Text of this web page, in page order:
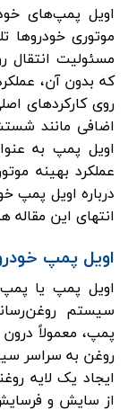
اویل پمپ‌های
موتوری خودروها
مسئولیت انتقال
که بدون آن،
روی کارکردهای
اضافی مانند
اویل پمپ به
عملکرد بهینه
درباره اویل پمپ
انتهای این مقاله
اویل پمپ
اویل پمپ یا
سیستم
پمپ، معمولاً درون
روغن به سراسر
ایجاد یک لایه
از سایش و